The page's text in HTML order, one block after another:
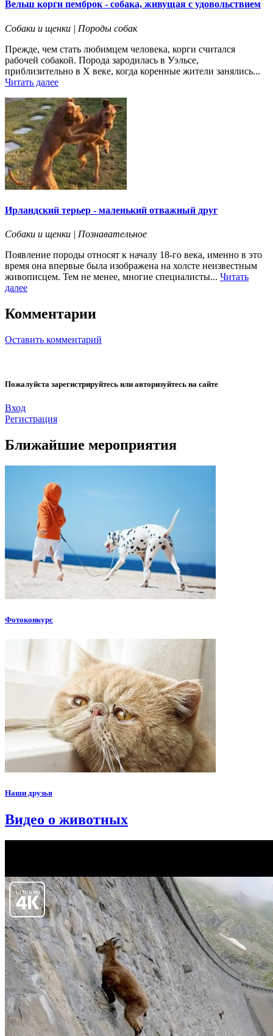
Вельш корги пемброк - собака, живущая с удовольствием
Собаки и щенки | Породы собак
Прежде, чем стать любимцем человека, корги считался
рабочей собакой. Порода зародилась в Уэльсе,
приблизительно в Х веке, когда коренные жители занялись...
Читать далее
Ирландский терьер - маленький отважный друг
Собаки и щенки | Познавательное
Появление породы относят к началу 18-го века, именно в это
время она впервые была изображена на холсте неизвестным
живописцем. Тем не менее, многие специалисты... Читать
далее
Комментарии
Оставить комментарий
Пожалуйста зарегистрируйтесь или авторизуйтесь на сайте
Вход
Регистрация
Ближайшие мероприятия
Фотоконкурс
Наши друзья
Видео о животных